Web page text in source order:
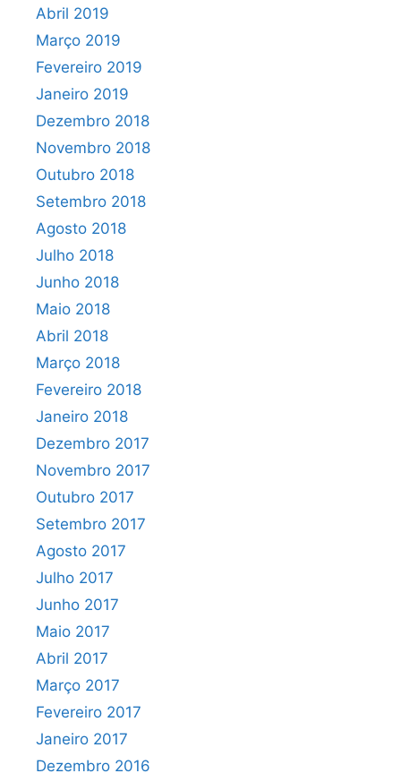
Abril 2019
Março 2019
Fevereiro 2019
Janeiro 2019
Dezembro 2018
Novembro 2018
Outubro 2018
Setembro 2018
Agosto 2018
Julho 2018
Junho 2018
Maio 2018
Abril 2018
Março 2018
Fevereiro 2018
Janeiro 2018
Dezembro 2017
Novembro 2017
Outubro 2017
Setembro 2017
Agosto 2017
Julho 2017
Junho 2017
Maio 2017
Abril 2017
Março 2017
Fevereiro 2017
Janeiro 2017
Dezembro 2016